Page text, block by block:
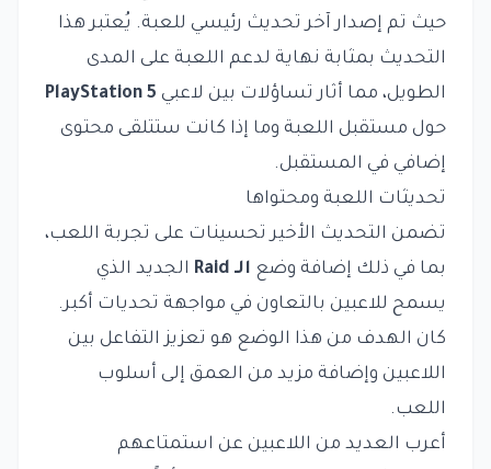
حيث تم إصدار آخر تحديث رئيسي للعبة. يُعتبر هذا
التحديث بمثابة نهاية لدعم اللعبة على المدى
الطويل، مما أثار تساؤلات بين لاعبي PlayStation 5
حول مستقبل اللعبة وما إذا كانت ستتلقى محتوى
إضافي في المستقبل.
تحديثات اللعبة ومحتواها
تضمن التحديث الأخير تحسينات على تجربة اللعب،
بما في ذلك إضافة وضع الـ Raid
الجديد الذي
يسمح للاعبين بالتعاون في مواجهة تحديات أكبر.
كان الهدف من هذا الوضع هو تعزيز التفاعل بين
اللاعبين وإضافة مزيد من العمق إلى أسلوب
اللعب.
أعرب العديد من اللاعبين عن استمتاعهم